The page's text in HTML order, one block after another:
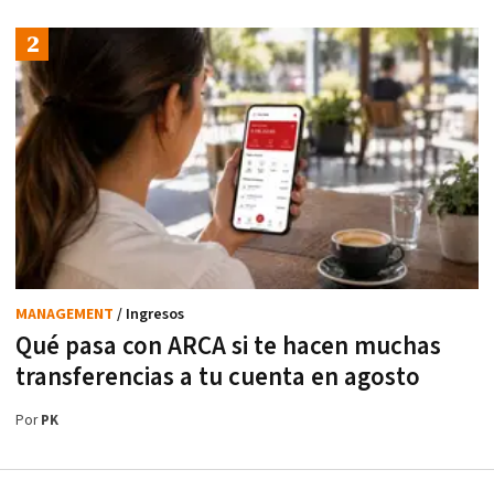
Qué pasa con ARCA si te hacen muchas
transferencias a tu cuenta en agosto
MANAGEMENT / Ingresos
PorPK